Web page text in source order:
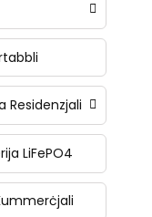
Residenzjali
LiFePO4